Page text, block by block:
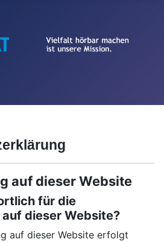
auf dieser Website
für die
dieser Website?
auf dieser Website erfolgt